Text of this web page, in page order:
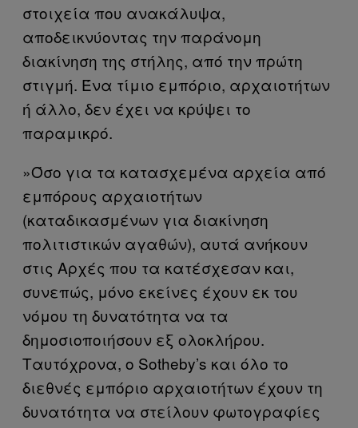
στοιχεία που ανακάλυψα,
αποδεικνύοντας την παράνομη
διακίνηση της στήλης, από την πρώτη
στιγμή. Ένα τίμιο εμπόριο, αρχαιοτήτων
ή άλλο, δεν έχει να κρύψει το
παραμικρό.
»Όσο για τα κατασχεμένα αρχεία από
εμπόρους αρχαιοτήτων
(καταδικασμένων για διακίνηση
πολιτιστικών αγαθών), αυτά ανήκουν
στις Αρχές που τα κατέσχεσαν και,
συνεπώς, μόνο εκείνες έχουν εκ του
νόμου τη δυνατότητα να τα
δημοσιοποιήσουν εξ ολοκλήρου.
Ταυτόχρονα, ο Sotheby’s και όλο το
διεθνές εμπόριο αρχαιοτήτων έχουν τη
δυνατότητα να στείλουν φωτογραφίες